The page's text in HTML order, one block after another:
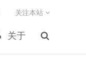
关于
关注本站